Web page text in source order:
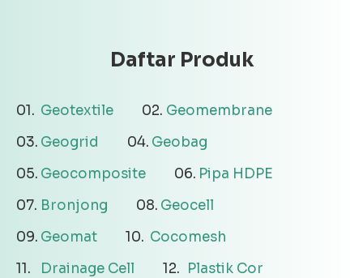
Daftar Produk
Geotextile
Geomembrane
Geogrid
Geobag
Geocomposite
Pipa HDPE
Bronjong
Geocell
Geomat
Cocomesh
Drainage Cell
Plastik Cor